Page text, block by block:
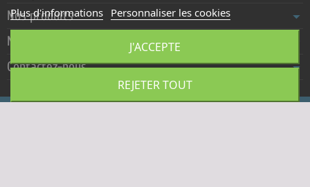
Nos produits
Notre société
Contactez-nous
Plus d'informations Personnaliser les cookies
REJETER TOUT
J'ACCEPTE